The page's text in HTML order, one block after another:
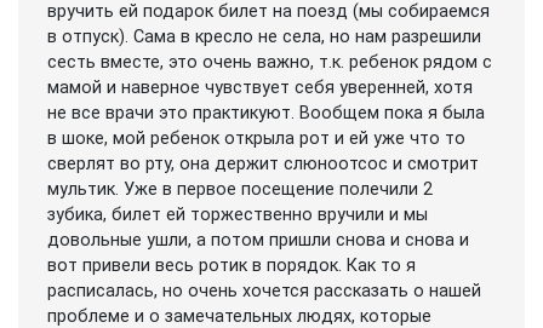
вручить ей подарок билет на поезд (мы собираемся
в отпуск). Сама в кресло не села, но нам разрешили
сесть вместе, это очень важно, т.к. ребенок рядом с
мамой и наверное чувствует себя уверенней, хотя
не все врачи это практикуют. Вообщем пока я была
в шоке, мой ребенок открыла рот и ей уже что то
сверлят во рту, она держит слюноотсос и смотрит
мультик. Уже в первое посещение полечили 2
зубика, билет ей торжественно вручили и мы
довольные ушли, а потом пришли снова и снова и
вот привели весь ротик в порядок. Как то я
расписалась, но очень хочется рассказать о нашей
проблеме и о замечательных людях, которые